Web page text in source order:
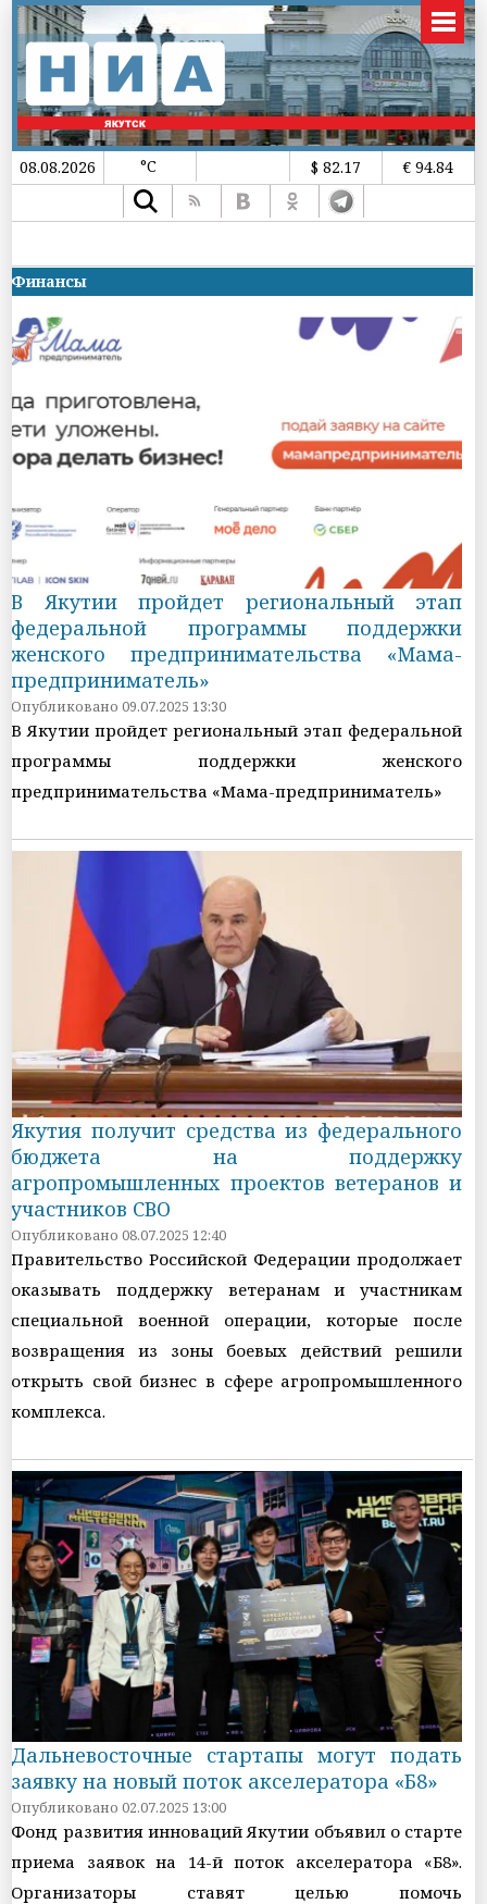
08.08.2026 °C $ 82.17 € 94.84
Финансы
В Якутии пройдет региональный этап
федеральной программы поддержки
женского предпринимательства «Мама-
предприниматель»
Опубликовано 09.07.2025 13:30
В Якутии пройдет региональный этап федеральной
программы поддержки женского
предпринимательства «Мама-предприниматель»
Якутия получит средства из федерального
бюджета на поддержку
агропромышленных проектов ветеранов и
участников СВО
Опубликовано 08.07.2025 12:40
Правительство Российской Федерации продолжает
оказывать поддержку ветеранам и участникам
специальной военной операции, которые после
возвращения из зоны боевых действий решили
открыть свой бизнес в сфере агропромышленного
комплекса.
Дальневосточные стартапы могут подать
заявку на новый поток акселератора «Б8»
Опубликовано 02.07.2025 13:00
Фонд развития инноваций Якутии объявил о старте
приема заявок на 14-й поток акселератора «Б8».
Организаторы ставят целью помочь